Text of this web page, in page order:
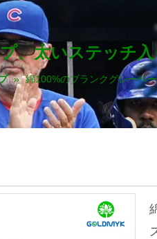
、太いステッチ
» 綿100%のブランクグレーベ